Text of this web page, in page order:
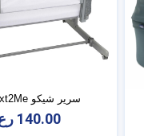
سرير شيكو Next2Me...
140.00 رع